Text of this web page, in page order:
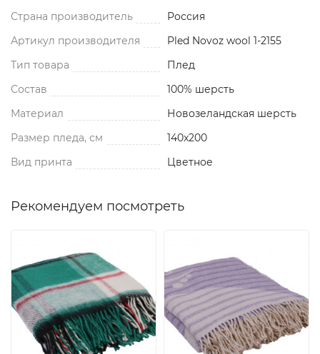
Страна производитель
Россия
Артикул производителя
Pled Novoz wool 1-2155
Тип товара
Плед
Состав
100% шерсть
Материал
Новозеландская шерсть
Размер пледа, см
140x200
Вид принта
Цветное
Рекомендуем посмотреть